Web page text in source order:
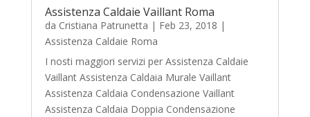
Assistenza Caldaie Vaillant Roma
da Cristiana Patrunetta | Feb 23, 2018 |
Assistenza Caldaie Roma
I nosti maggiori servizi per Assistenza Caldaie
Vaillant Assistenza Caldaia Murale Vaillant
Assistenza Caldaia Condensazione Vaillant
Assistenza Caldaia Doppia Condensazione